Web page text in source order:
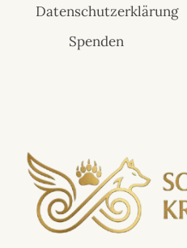
Datenschutzerklärung
Spenden